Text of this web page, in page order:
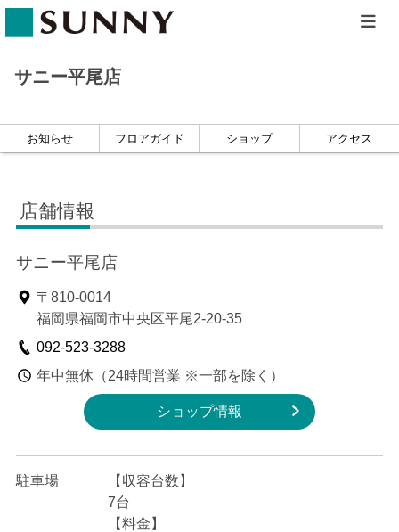
ホーム 店舗一覧
サニー平尾店
お知らせ フロアガイド ショップ アクセス
店舗情報
サニー平尾店
〒810-0014
福岡県福岡市中央区平尾2-20-35
092-523-3288
年中無休（24時間営業 ※一部を除く）
ショップ情報
駐車場
【収容台数】
7台
【料金】